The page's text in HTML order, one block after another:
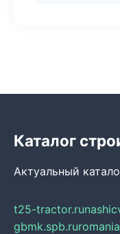
Каталог
Актуальный
t25-tractor.ru
gbmk.spb.ru